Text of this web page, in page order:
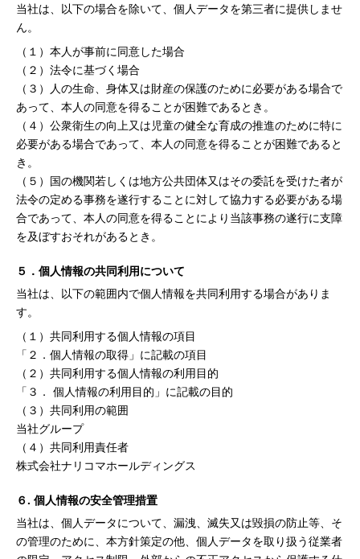
当社は、以下の場合を除いて、個人データを第三者に提供しませ
ん。
（１）本人が事前に同意した場合
（２）法令に基づく場合
（３）人の生命、身体又は財産の保護のために必要がある場合で
あって、本人の同意を得ることが困難であるとき。
（４）公衆衛生の向上又は児童の健全な育成の推進のために特に
必要がある場合であって、本人の同意を得ることが困難であると
き。
（５）国の機関若しくは地方公共団体又はその委託を受けた者が
法令の定める事務を遂行することに対して協力する必要がある場
合であって、本人の同意を得ることにより当該事務の遂行に支障
を及ぼすおそれがあるとき。
５．個人情報の共同利用について
当社は、以下の範囲内で個人情報を共同利用する場合がありま
す。
（１）共同利用する個人情報の項目
「２．個人情報の取得」に記載の項目
（２）共同利用する個人情報の利用目的
「３． 個人情報の利用目的」に記載の目的
（３）共同利用の範囲
当社グループ
（４）共同利用責任者
株式会社ナリコマホールディングス
６. 個人情報の安全管理措置
当社は、個人データについて、漏洩、滅失又は毀損の防止等、そ
の管理のために、本方針策定の他、個人データを取り扱う従業者